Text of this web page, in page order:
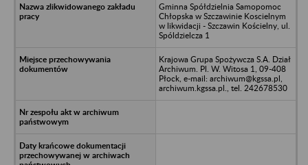
Gminna Spółdzielnia Samopomoc
Chłopska w Szczawinie Koscielnym
w likwidacji - Szczawin Kościelny, ul.
Spóldzielcza 1
Krajowa Grupa Spożywcza S.A. Dział
Archiwum. Pl. W. Witosa 1, 09-408
Płock, e-mail: archiwum@kgssa.pl,
archiwum.kgssa.pl., tel. 242678530